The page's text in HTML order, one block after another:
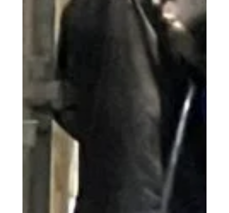
ドへようこそ。コピーしたテキストはここに保存
されます